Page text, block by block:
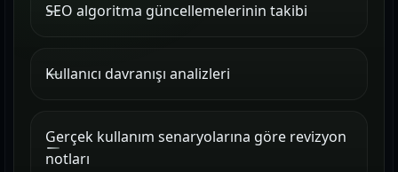
SEO algoritma güncellemelerinin takibi
Kullanıcı davranışı analizleri
Gerçek kullanım senaryolarına göre revizyon
notları